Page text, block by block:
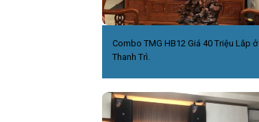
Combo TMG HB12 Giá 40 Triệu Lắp ở
Thanh Trì.